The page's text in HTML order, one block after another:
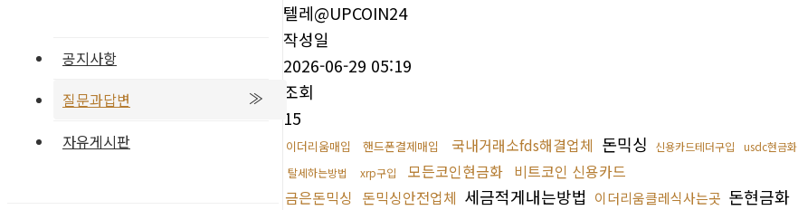
공지사항
질문과답변
자유게시판
텔레@UPCOIN24
작성일
2026-06-29 05:19
조회
15
이더리움매입 핸드폰결제매입 국내거래소fds해결업체 돈믹싱 신용카드테더구입 usdc현금화
탈세하는방법 xrp구입 모든코인현금화 비트코인 신용카드
금은돈믹싱 돈믹싱안전업체 세금적게내는방법 이더리움클레식사는곳 돈현금화